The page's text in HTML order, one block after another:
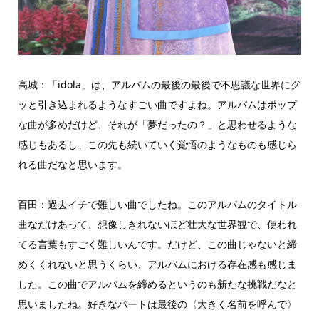
高城：「idola」は、アルバムの最後の最後で不思議な世界にグ
ッと引き込まれるようなすごい曲ですよね。アルバムはポップ
な曲が多めだけど、それが「夢だったの？」と思わせるような
感じもあるし、この先も続いていく覚悟のようなものも感じら
れる曲だなと思います。
百田：過去イチで難しい曲でしたね。このアルバムのタイトル
曲なだけあって、想像しきれないほど壮大な世界観で、使われ
てる言葉もすごく難しいんです。だけど、この曲じゃないと締
めくくれないと思うくらい、アルバムにおける存在感も感じま
した。この曲でアルバムを締めるというのも新たな挑戦だなと
思いましたね。好きなパートは最後の〈大きく名前を呼んで〉